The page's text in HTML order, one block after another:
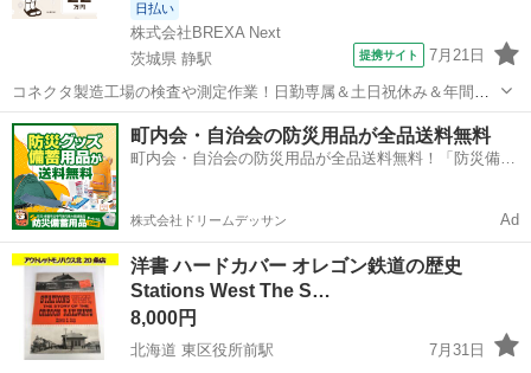
日払い
株式会社BREXA Next
茨城県 静駅
提携サイト 7月21日
コネクタ製造工場の検査や測定作業！日勤専属＆土日祝休み＆年間休
日128日★クリーンルーム内作業★マイカー通勤OK＆無料駐車場あり
★就業先食堂利用可！日払い制度あり！《茨城県常陸大宮市》 人気の
工場のお仕事 ◇コネクタ製造工...
茨城 常陸大宮市 静駅 その他
町内会・自治会の防災用品が全品送料無料
町内会・自治会の防災用品が全品送料無料！「防災備蓄
株式会社ドリームデッサン Ad
洋書 ハードカバー オレゴン鉄道の歴史
Stations West The S…
8,000円
北海道 東区役所前駅
7月31日